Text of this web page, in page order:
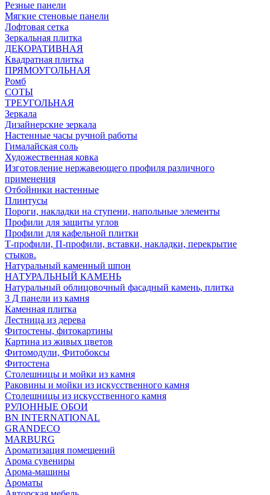
Резные панели
Мягкие стеновые панели
Лофтовая сетка
Зеркальная плитка
ДЕКОРАТИВНАЯ
Квадратная плитка
ПРЯМОУГОЛЬНАЯ
Ромб
СОТЫ
ТРЕУГОЛЬНАЯ
Зеркала
Дизайнерские зеркала
Настенные часы ручной работы
Гималайская соль
Художественная ковка
Изготовление нержавеющего профиля различного
применения
Отбойники настенные
Плинтусы
Пороги, накладки на ступени, напольные элементы
Профили для защиты углов
Профили для кафельной плитки
Т-профили, П-профили, вставки, накладки, перекрытие
стыков.
Натуральный каменный шпон
НАТУРАЛЬНЫЙ КАМЕНЬ
Натуральный облицовочный фасадный камень, плитка
3 Д панели из камня
Каменная плитка
Лестница из дерева
Фитостены, фитокартины
Картина из живых цветов
Фитомодули, Фитобоксы
Фитостена
Столешницы и мойки из камня
Раковины и мойки из искусственного камня
Столешницы из искусственного камня
РУЛОННЫЕ ОБОИ
BN INTERNATIONAL
GRANDECO
MARBURG
Ароматизация помещений
Арома сувениры
Арома-машины
Ароматы